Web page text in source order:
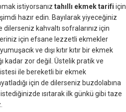
istiyorsanız tahıllı ekmek tarifi için
hazır edin. Bayılarak yiyeceğiniz
dilerseniz kahvaltı sofralarınız için
için efsane lezzetli ekmekler
ve dışı kıtır kıtır bir ekmek
kadar zor değil. Üstelik pratik ve
ile bereketli bir ekmek
için de dilerseniz buzdolabına
ısıtarak ilk günkü gibi taze